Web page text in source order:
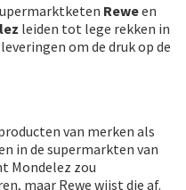
Reween
leiden tot lege rekken in
om de druk op de
van merken als
in de supermarkten van
Mondelez zou
maar Rewe wijst die af.